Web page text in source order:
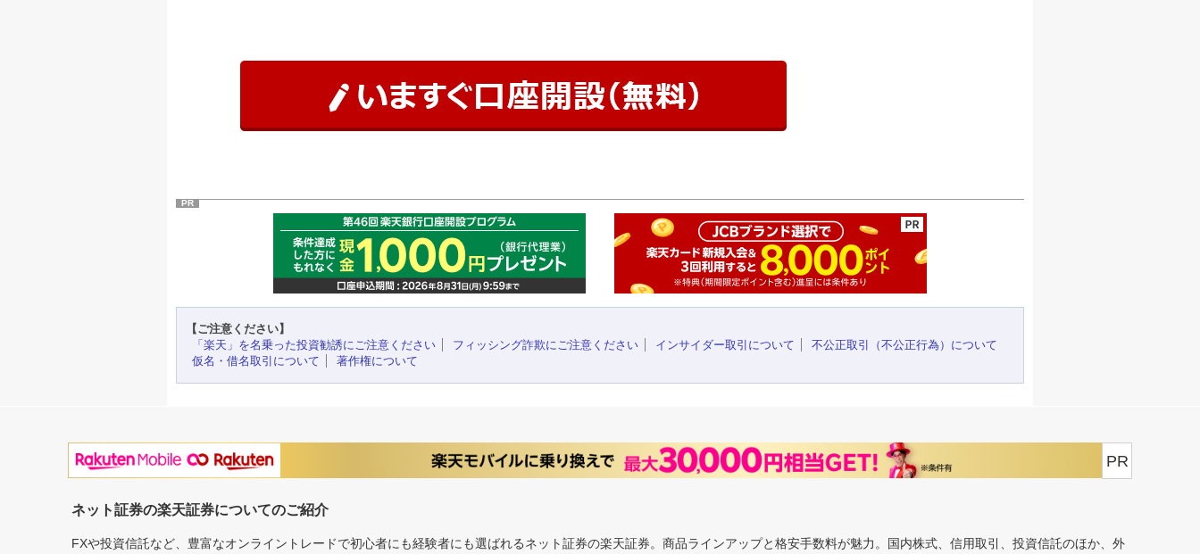
PR
【ご注意ください】
「楽天」を名乗った投資勧誘にご注意ください
フィッシング詐欺にご注意ください インサイダー取引について
不公正取引（不公正行為）について
仮名・借名取引について
著作権について
PR
ネット証券の楽天証券についてのご紹介
FXや投資信託など、豊富なオンライントレードで初心者にも経験者にも選ばれるネット証券の楽天証券。商品ラインアップと格安手数料が魅力。国内株式、信用取引、投資信託のほか、外